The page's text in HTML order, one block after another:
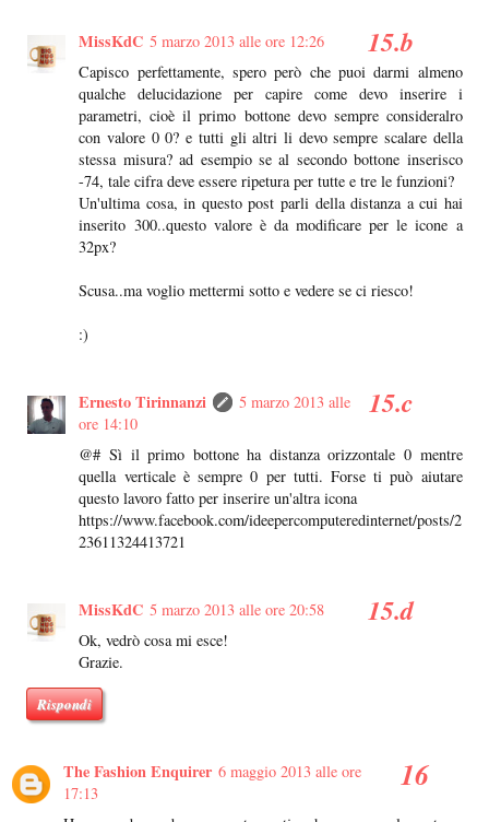
MissKdC 5 marzo 2013 alle ore 12:26
Capisco perfettamente, spero però che puoi darmi almeno
qualche delucidazione per capire come devo inserire i
parametri, cioè il primo bottone devo sempre consideralro
con valore 0 0? e tutti gli altri li devo sempre scalare della
stessa misura? ad esempio se al secondo bottone inserisco
-74, tale cifra deve essere ripetura per tutte e tre le funzioni?
Un'ultima cosa, in questo post parli della distanza a cui hai
inserito 300..questo valore è da modificare per le icone a
32px?
Scusa..ma voglio mettermi sotto e vedere se ci riesco!
:)
Ernesto Tirinnanzi
5 marzo 2013 alle
ore 14:10
@# Sì il primo bottone ha distanza orizzontale 0 mentre
quella verticale è sempre 0 per tutti. Forse ti può aiutare
questo lavoro fatto per inserire un'altra icona
https://www.facebook.com/ideepercomputeredinternet/posts/2
23611324413721
MissKdC 5 marzo 2013 alle ore 20:58
Ok, vedrò cosa mi esce!
Grazie.
Rispondi
The Fashion Enquirer 6 maggio 2013 alle ore
17:13